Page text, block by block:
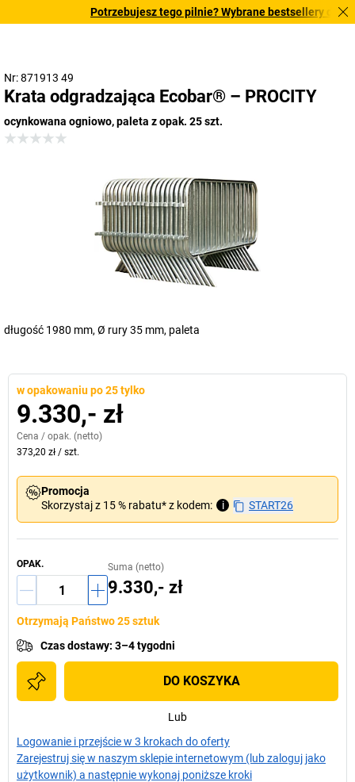
Potrzebujesz tego pilnie? Wybrane bestsellery
Nr: 871913 49
Krata odgradzająca Ecobar® – PROCITY
ocynkowana ogniowo, paleta z opak. 25 szt.
długość 1980 mm, Ø rury 35 mm, paleta
w opakowaniu po 25 tylko
9.330,- zł
Cena / opak. (netto)
373,20 zł / szt.
Promocja
Skorzystaj z 15 % rabatu* z kodem:
i START26
OPAK. Suma (netto)
9.330,- zł
Otrzymają Państwo 25 sztuk
Czas dostawy: 3–4 tygodni
DO KOSZYKA
Lub
Logowanie i przejście w 3 krokach do oferty
Zarejestruj się w naszym sklepie internetowym (lub zaloguj jako
użytkownik) a następnie wykonaj poniższe kroki